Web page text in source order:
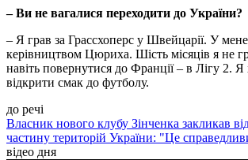
– Ви не вагалися переходити до України?
– Я грав за Грассхоперс у Швейцарії. У
керівництвом Цюриха. Шість місяців я не
навіть повернутися до Франції – в Лігу 2. Я
відкрити смак до футболу.
до речі
Власник нового клубу Зінченка закликав
частину територій України: "Це
відео дня